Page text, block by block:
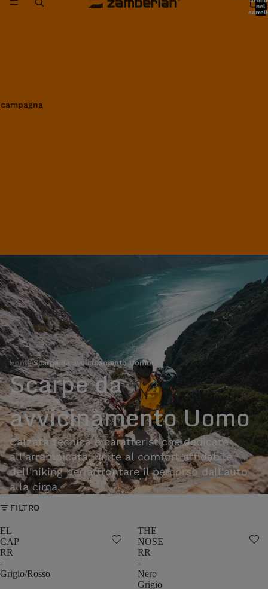
nel
Home›Scarpe da avvicinamento Uomo
Scarpe da
avvicinamento Uomo
Calzata tecnica e caratteristiche dedicate
all'arrampicata, unite al comfort affidabile
dell'hiking per affrontare il percorso dall'auto
alla cima.
FILTRO
EL
CAP
RR
-
Grigio/Rosso
THE
NOSE
RR
-
Nero
Grigio